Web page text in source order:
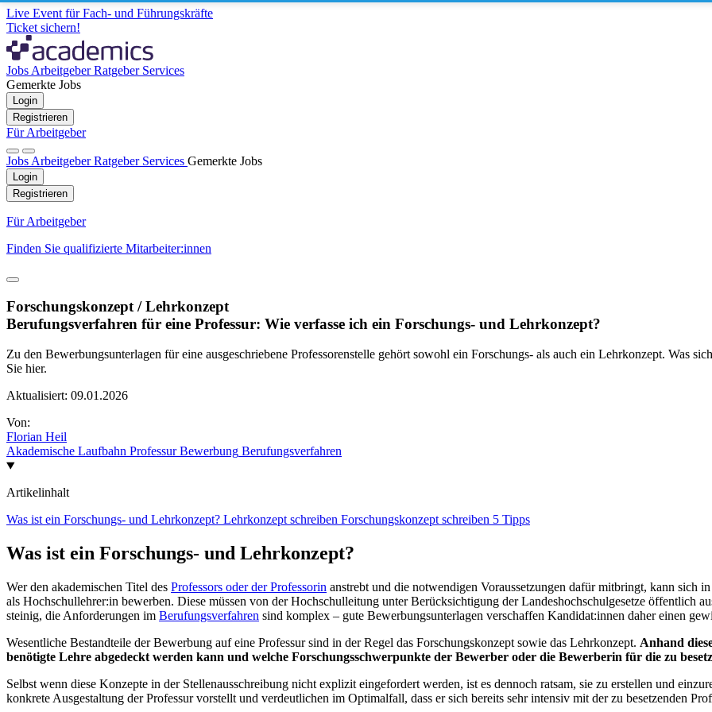
Live Event für Fach- und Führungskräfte
Ticket sichern!
Jobs ArbeitgeberRatgeber Services
Gemerkte Jobs
Login
Registrieren
Für Arbeitgeber
Jobs ArbeitgeberRatgeber Services Gemerkte Jobs
Login
Registrieren
Für Arbeitgeber
Finden Sie qualifizierte Mitarbeiter:innen
Forschungskonzept / Lehrkonzept
Berufungsverfahren für eine Professur: Wie verfasse ich ein Forschungs- und Lehrkonzept?
Zu den Bewerbungsunterlagen für eine ausgeschriebene Professorenstelle gehört sowohl ein Forschungs- als auch ein Lehrkonzept. Was
Sie hier.
Aktualisiert: 09.01.2026
Von:
Florian Heil
Akademische Laufbahn Professur Bewerbung Berufungsverfahren
Artikelinhalt
Was ist ein Forschungs- und Lehrkonzept? Lehrkonzept schreiben Forschungskonzept schreiben 5 Tipps
Was ist ein Forschungs- und Lehrkonzept?
Wer den akademischen Titel des Professors oder der Professorin anstrebt und die notwendigen Voraussetzungen dafür mitbringt, kann sich
als Hochschullehrer:in bewerben. Diese müssen von der Hochschulleitung unter Berücksichtigung der Landeshochschulgesetze öffentlich
steinig, die Anforderungen im Berufungsverfahren sind komplex – gute Bewerbungsunterlagen verschaffen Kandidat:innen daher einen
Wesentliche Bestandteile der Bewerbung auf eine Professur sind in der Regel das Forschungskonzept sowie das Lehrkonzept. Anhand
benötigte Lehre abgedeckt werden kann und welche Forschungsschwerpunkte der Bewerber oder die Bewerberin für die zu
Selbst wenn diese Konzepte in der Stellenausschreibung nicht explizit eingefordert werden, ist es dennoch ratsam, sie zu erstellen und
konkrete Ausgestaltung der Professur vorstellt und verdeutlichen im Optimalfall, dass er sich bereits sehr intensiv mit der zu besetzenden